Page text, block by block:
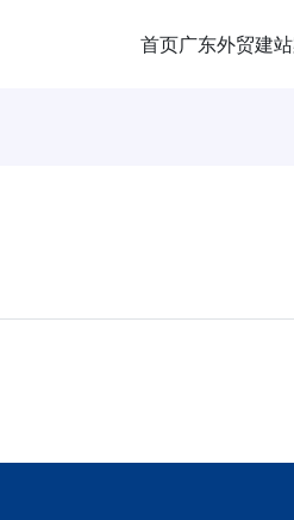
首页广东外贸建